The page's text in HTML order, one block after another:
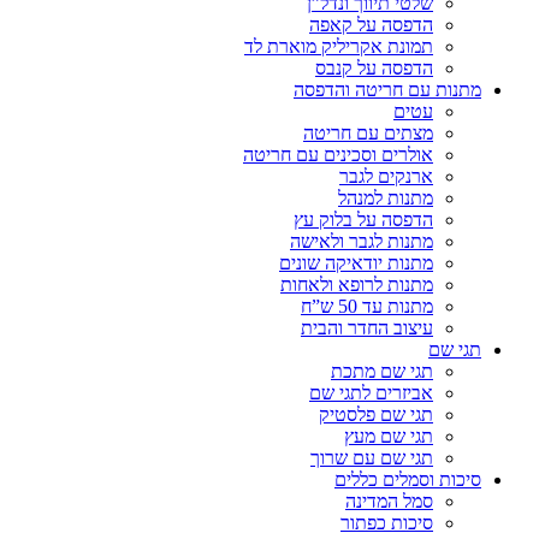
הדפסה על קאפה
תמונת אקריליק מוארת לד
הדפסה על קנבס
מתנות עם חריטה והדפסה
עטים
מצתים עם חריטה
אולרים וסכינים עם חריטה
ארנקים לגבר
מתנות למנהל
הדפסה על בלוק עץ
מתנות לגבר ולאישה
מתנות יודאיקה שונים
מתנות לרופא ולאחות
מתנות עד 50 ש”ח
עיצוב החדר והבית
תגי שם
תגי שם מתכת
אביזרים לתגי שם
תגי שם פלסטיק
תגי שם מעץ
תגי שם עם שרוך
סיכות וסמלים כללים
סמל המדינה
סיכות כפתור